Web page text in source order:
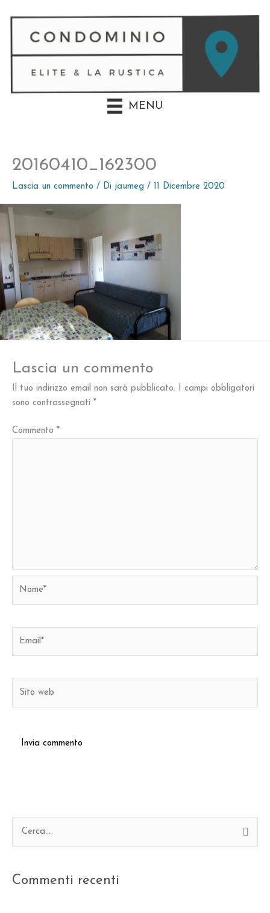
contenuto
MENU
20160410_162300
Lascia un commento / Di jaumeg / 11 Dicembre 2020
Lascia un commento
Il tuo indirizzo email non sarà pubblicato.
I campi obbligatori
sono contrassegnati *
Commento *
c
Commenti recenti